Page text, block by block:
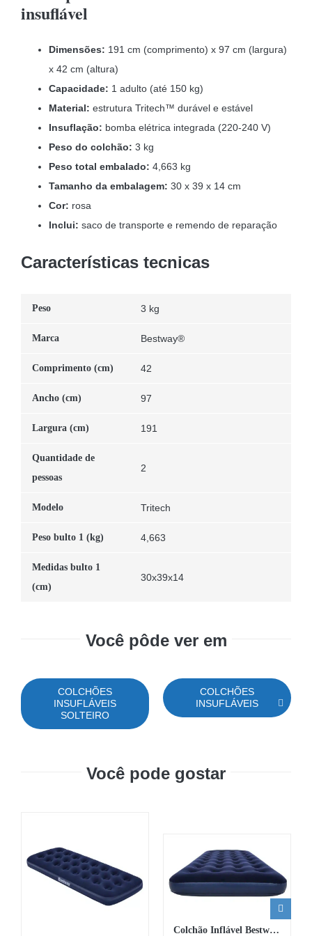
insuflável
Dimensões: 191 cm (comprimento) x 97 cm (largura)
x 42 cm (altura)
Capacidade: 1 adulto (até 150 kg)
Material: estrutura Tritech™ durável e estável
Insuflação: bomba elétrica integrada (220-240 V)
Peso do colchão: 3 kg
Peso total embalado: 4,663 kg
Tamanho da embalagem: 30 x 39 x 14 cm
Cor: rosa
Inclui: saco de transporte e remendo de reparação
Características tecnicas
Peso 3 kg
Marca Bestway®
Comprimento (cm) 42
Ancho (cm) 97
Largura (cm) 191
Quantidade de
pessoas
2
Modelo Tritech
Peso bulto 1 (kg) 4,663
Medidas bulto 1
(cm)
30x39x14
Você pôde ver em
COLCHÕES
INSUFLÁVEIS
SOLTEIRO
COLCHÕES
INSUFLÁVEIS
Você pode gostar
Colchão Inflável Bestway® Twin 1,88 m x 99 cm x 22 cm